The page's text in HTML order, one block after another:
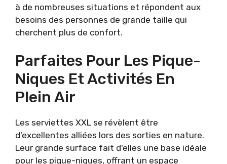
à de nombreuses situations et répondent aux
besoins des personnes de grande taille qui
cherchent plus de confort.
Parfaites Pour Les Pique-
Niques Et Activités En
Plein Air
Les serviettes XXL se révèlent être
d'excellentes alliées lors des sorties en nature.
Leur grande surface fait d'elles une base idéale
pour les pique-niques, offrant un espace